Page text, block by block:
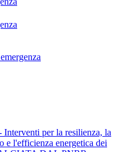
per la resilienza, la
e l'efficienza energetica dei